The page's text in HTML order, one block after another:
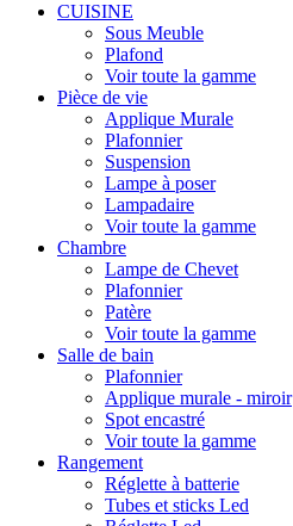
CUISINE
Sous Meuble
Plafond
Voir toute la gamme
Pièce de vie
Applique Murale
Plafonnier
Suspension
Lampe à poser
Lampadaire
Voir toute la gamme
Chambre
Lampe de Chevet
Plafonnier
Patère
Voir toute la gamme
Salle de bain
Plafonnier
Applique murale - miroir
Spot encastré
Voir toute la gamme
Rangement
Réglette à batterie
Tubes et sticks Led